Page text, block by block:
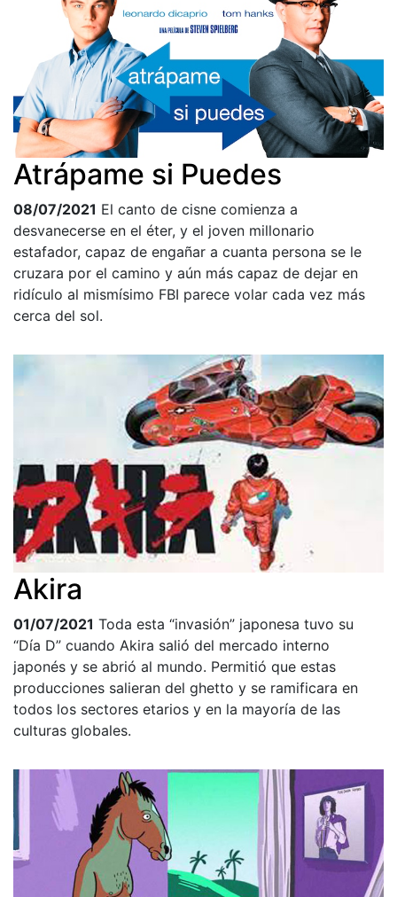
Atrápame si Puedes
08/07/2021 El canto de cisne comienza a
desvanecerse en el éter, y el joven millonario
estafador, capaz de engañar a cuanta persona se le
cruzara por el camino y aún más capaz de dejar en
ridículo al mismísimo FBI parece volar cada vez más
cerca del sol.
Akira
01/07/2021 Toda esta “invasión” japonesa tuvo su
“Día D” cuando Akira salió del mercado interno
japonés y se abrió al mundo. Permitió que estas
producciones salieran del ghetto y se ramificara en
todos los sectores etarios y en la mayoría de las
culturas globales.